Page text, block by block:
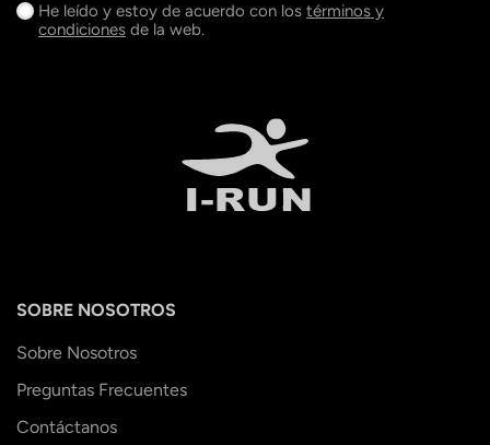
He leído y estoy de acuerdo con los términos y
condiciones de la web.
SOBRE NOSOTROS
Sobre Nosotros
Preguntas Frecuentes
Contáctanos